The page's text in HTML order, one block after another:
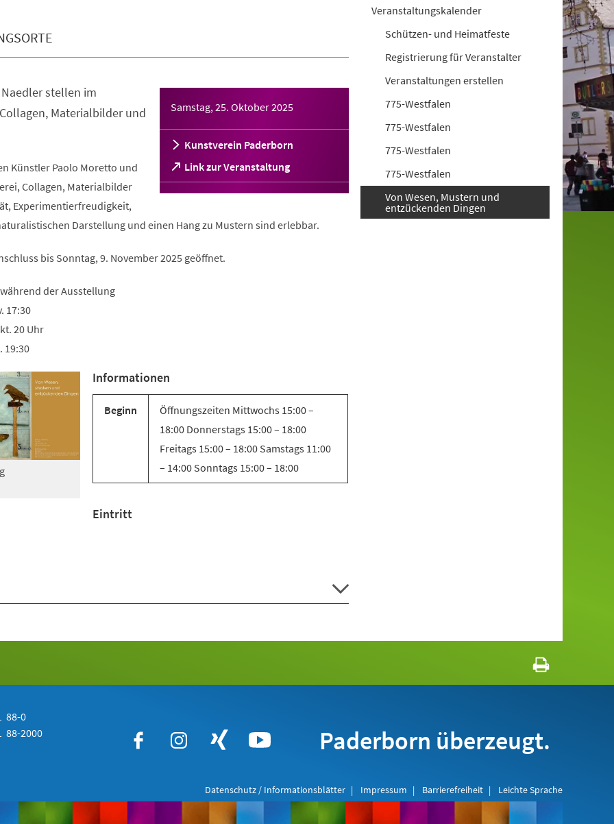
Samstag, 25. Oktober 2025
Kunstverein Paderborn
Link zur Veranstaltung
(Öffnet
in
einem
Tab)
stellen im
Materialbilder und
Künstler Paolo Moretto und
Collagen, Materialbilder
Experimentierfreudigkeit,
Darstellung und einen Hang zu Mustern sind erlebbar.
bis Sonntag, 9. November 2025 geöffnet.
der Ausstellung
17:30
20 Uhr
19:30
Informationen
Beginn
Öffnungszeiten Mittwochs 15:00 –
18:00 Donnerstags 15:00 – 18:00
Freitags 15:00 – 18:00 Samstags 11:00
– 14:00 Sonntags 15:00 – 18:00
Eintritt
Veranstaltungskalender
Schützen- und Heimatfeste
Registrierung für Veranstalter
Veranstaltungen erstellen
775-Westfalen
775-Westfalen
775-Westfalen
775-Westfalen
Von Wesen, Mustern und
entzückenden Dingen
88-0
88-2000 Paderborn überzeugt.
Datenschutz / Informationsblätter Impressum Barrierefreiheit Leichte Sprache